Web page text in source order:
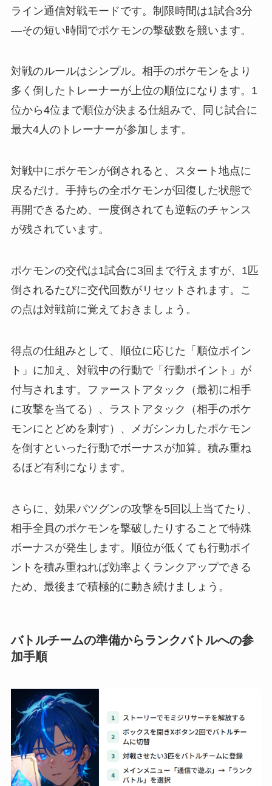
ライン通信対戦モードです。制限時間は1試合3分
—その短い時間でポケモンの撃破数を競います。
対戦のルールはシンプル。相手のポケモンをより
多く倒したトレーナーが上位の順位になります。1
位から4位まで順位が決まる仕組みで、同じ試合に
最大4人のトレーナーが参加します。
対戦中にポケモンが倒されると、スタート地点に
戻るだけ。手持ちの全ポケモンが回復した状態で
再開できるため、一度倒されても逆転のチャンス
が残されています。
ポケモンの交代は1試合に3回まで行えますが、1匹
倒されるたびに交代回数がリセットされます。こ
の点は対戦前に覚えておきましょう。
得点の仕組みとして、順位に応じた「順位ポイン
ト」に加え、対戦中の行動で「行動ポイント」が
付与されます。ファーストアタック（最初に相手
に攻撃を当てる）、ラストアタック（相手のポケ
モンにとどめを刺す）、メガシンカしたポケモン
を倒すといった行動でボーナスが加算。積み重ね
るほど有利になります。
さらに、効果バツグンの攻撃を5回以上当てたり、
相手全員のポケモンを撃破したりすることで特殊
ボーナスが発生します。順位が低くても行動ポイ
ントを積み重ねれば効率よくランクアップできる
ため、最後まで積極的に動き続けましょう。
バトルチームの準備からランクバトルへの参
加手順